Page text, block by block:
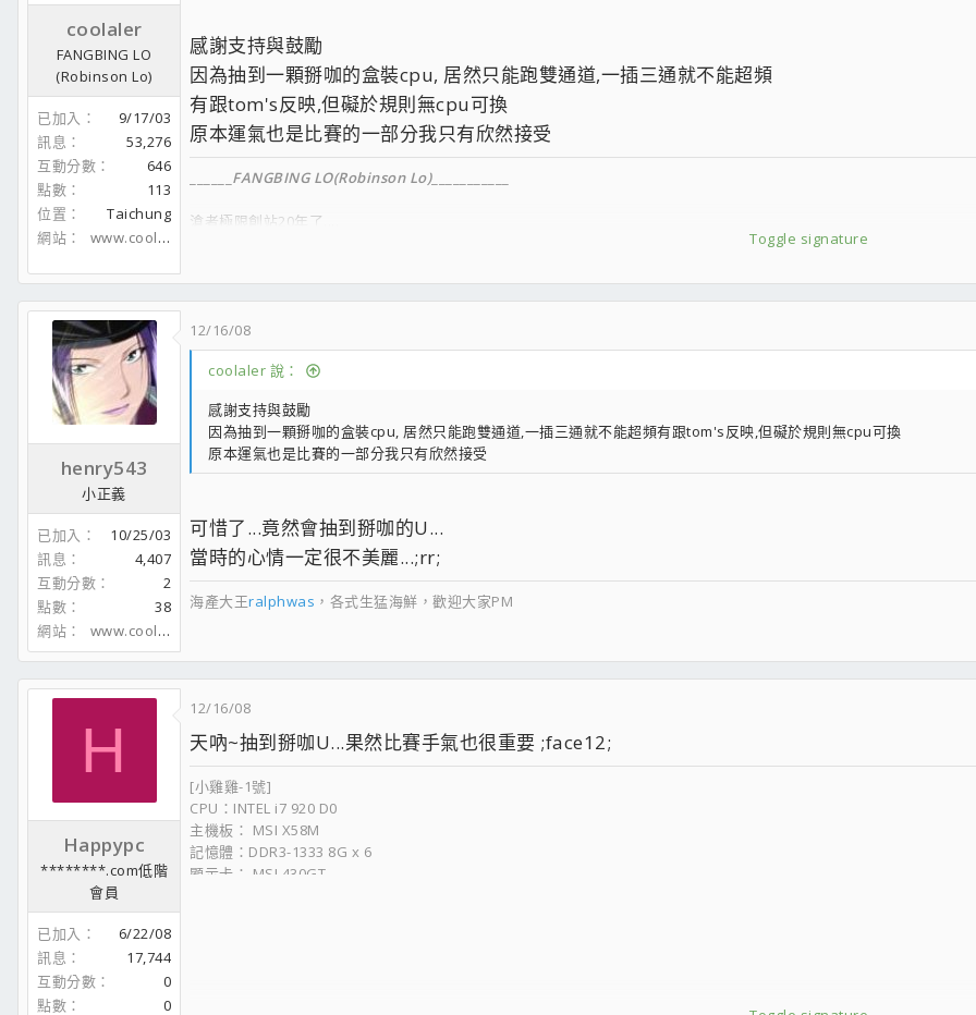
coolaler
FANGBING LO
(Robinson Lo)
已加入
9/17/03
訊息
53,276
互動分數
646
點數
113
位置
Taichung
網站
www.coolaler.com
感謝支持與鼓勵
因為抽到一顆掰咖的盒裝cpu, 居然只能跑雙通道,一插三通就不能超頻
有跟tom's反映,但礙於規則無cpu可換
原本運氣也是比賽的一部分我只有欣然接受
Toggle signature
FANGBING LO(Robinson Lo)___________
滄者極限創站20年了....
FACEBOOK
__________________
henry543
小正義
已加入
10/25/03
訊息
4,407
互動分數
2
點數
38
網站
www.coolaler.com
12/16/08
coolaler 說：
感謝支持與鼓勵
因為抽到一顆掰咖的盒裝cpu, 居然只能跑雙通道,一插三通就不能超頻有跟tom's反映,但礙於規則無cpu可換
原本運氣也是比賽的一部分我只有欣然接受
可惜了...竟然會抽到掰咖的U...
當時的心情一定很不美麗...;rr;
海產大王ralphwas ，各式生猛海鮮，歡迎大家PM
H
Happypc
********.com低階
會員
已加入
6/22/08
訊息
17,744
互動分數
0
點數
0
12/16/08
天吶~抽到掰咖U...果然比賽手氣也很重要 ;face12;
[小雞雞-1號]
CPU：INTEL i7 920 D0
主機板： MSI X58M
記憶體：DDR3-1333 8G x 6
顯示卡： MSI 430GT